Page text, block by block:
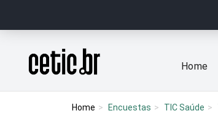
Página inicial
Home
Home Encuestas TIC Saúde